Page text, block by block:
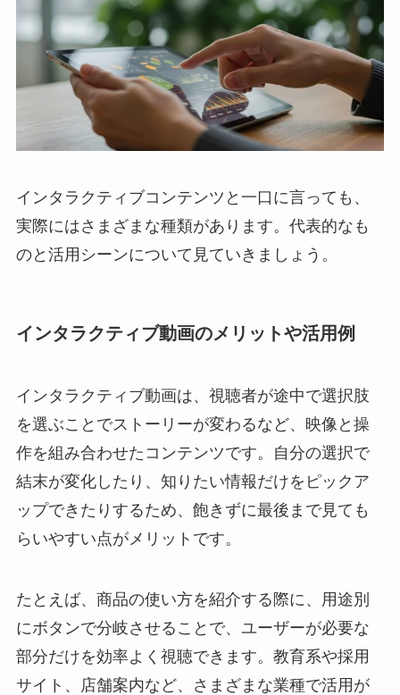
インタラクティブコンテンツと一口に言っても、
実際にはさまざまな種類があります。代表的なも
のと活用シーンについて見ていきましょう。
インタラクティブ動画のメリットや活用例
インタラクティブ動画は、視聴者が途中で選択肢
を選ぶことでストーリーが変わるなど、映像と操
作を組み合わせたコンテンツです。自分の選択で
結末が変化したり、知りたい情報だけをピックア
ップできたりするため、飽きずに最後まで見ても
らいやすい点がメリットです。
たとえば、商品の使い方を紹介する際に、用途別
にボタンで分岐させることで、ユーザーが必要な
部分だけを効率よく視聴できます。教育系や採用
サイト、店舗案内など、さまざまな業種で活用が